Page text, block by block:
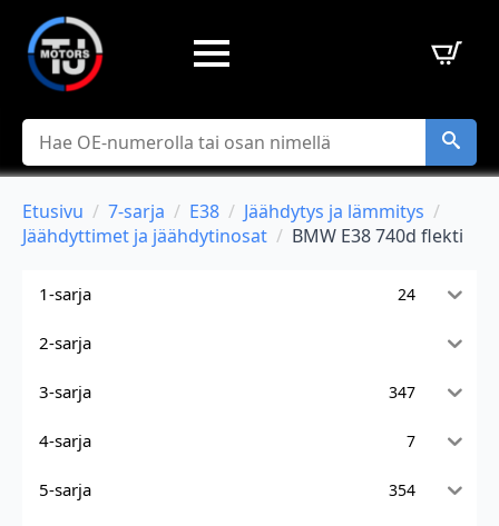
Hae
Etusivu 7-sarja E38
Jäähdytys ja lämmitys
Jäähdyttimet ja jäähdytinosat
BMW E38 740d flekti
1-sarja 24
2-sarja
3-sarja 347
4-sarja 7
5-sarja 354